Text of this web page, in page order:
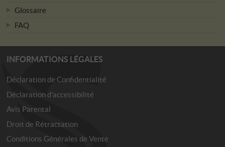
Glossaire
FAQ
INFORMATIONS LÉGALES
Déclaration de Confidentialité
Déclaration d'accessibilité
Avis Parental
Droit de Rétractation
Conditions Générales de Vente